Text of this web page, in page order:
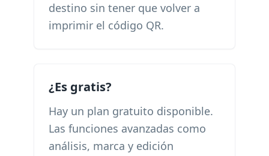
destino sin tener que volver a
imprimir el código QR.
¿Es gratis?
Hay un plan gratuito disponible.
Las funciones avanzadas como
análisis, marca y edición